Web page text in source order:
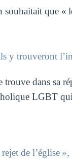
que «
y trouveront
dans sa
LGBT qui
de l’église